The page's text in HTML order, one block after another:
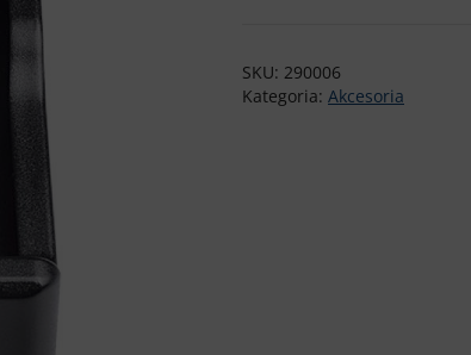
SKU: 290006
Kategoria: Akcesoria